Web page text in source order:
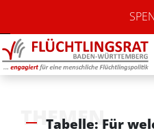
THEMEN
Tabelle: Für